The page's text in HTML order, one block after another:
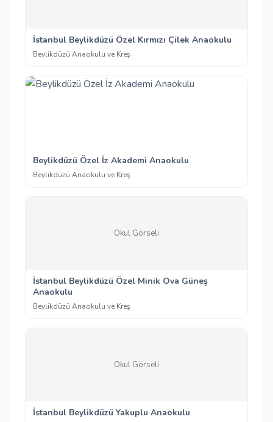
İstanbul Beylikdüzü Özel Kırmızı Çilek Anaokulu
Beylikdüzü Anaokulu ve Kreş
Beylikdüzü Özel İz Akademi Anaokulu
Beylikdüzü Anaokulu ve Kreş
Okul Görseli
İstanbul Beylikdüzü Özel Minik Ova Güneş
Anaokulu
Beylikdüzü Anaokulu ve Kreş
Okul Görseli
İstanbul Beylikdüzü Yakuplu Anaokulu